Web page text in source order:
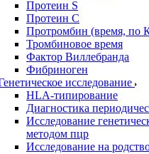
Протеин S
Протеин С
Протромбин (время,
Тромбиновое время
Фактор Виллебранда
Фибриноген
исследование
HLA-типирование
Диагностика
Исследование
методом пцр
Исследование на